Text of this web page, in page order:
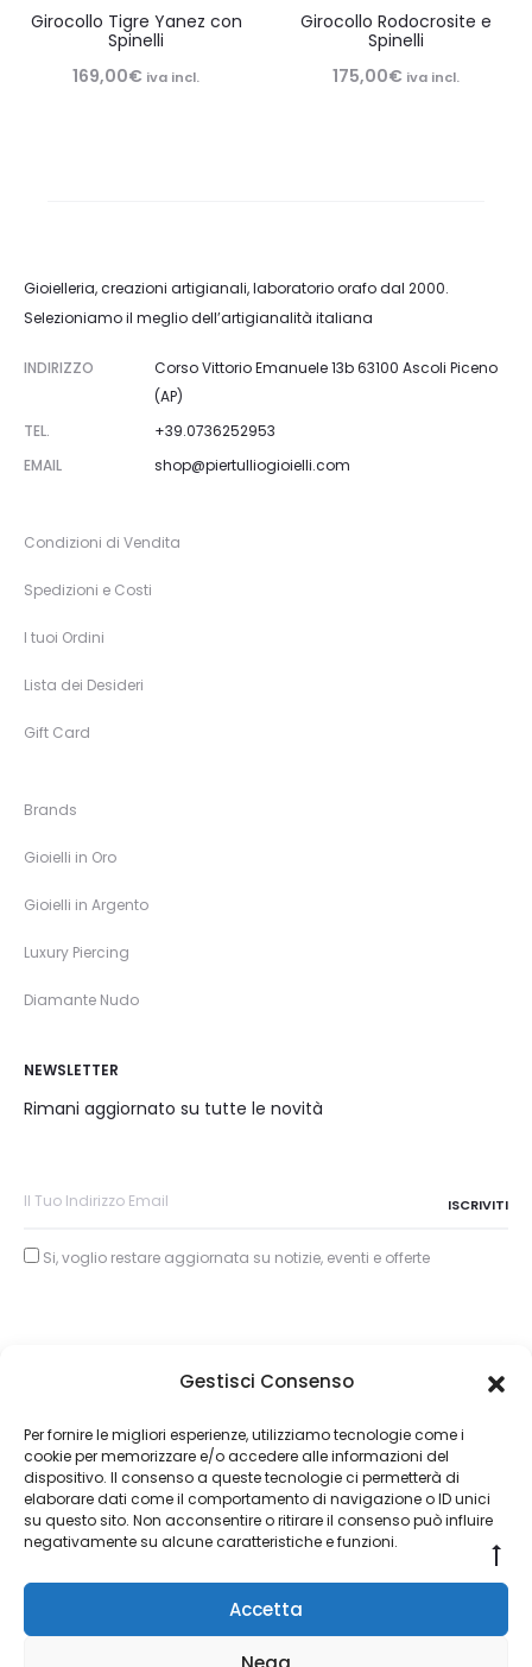
Gestisci Consenso
Per fornire le migliori esperienze, utilizziamo tecnologie come i
cookie per memorizzare e/o accedere alle informazioni del
dispositivo. Il consenso a queste tecnologie ci permetterà di
elaborare dati come il comportamento di navigazione o ID unici
su questo sito. Non acconsentire o ritirare il consenso può influire
negativamente su alcune caratteristiche e funzioni.
Accetta
Girocollo Tigre Yanez con
Spinelli
169,00€ iva incl.
Girocollo Rodocrosite e
Spinelli
175,00€ iva incl.
Gioielleria, creazioni artigianali, laboratorio orafo dal 2000.
Selezioniamo il meglio dell’artigianalità italiana
INDIRIZZO
Corso Vittorio Emanuele 13b 63100 Ascoli Piceno
(AP)
TEL.
+39.0736252953
EMAIL
shop@piertulliogioielli.com
Condizioni di Vendita
Spedizioni e Costi
I tuoi Ordini
Lista dei Desideri
Gift Card
Brands
Gioielli in Oro
Gioielli in Argento
Luxury Piercing
Diamante Nudo
NEWSLETTER
Rimani aggiornato su tutte le novità
Si, voglio restare aggiornata su notizie, eventi e offerte
About Piertullio
Condizioni di Vendita
to